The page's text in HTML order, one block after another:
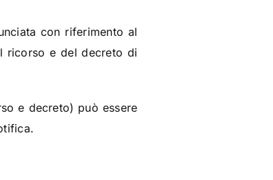
con riferimento al
ricorso e del decreto di
e decreto) può essere